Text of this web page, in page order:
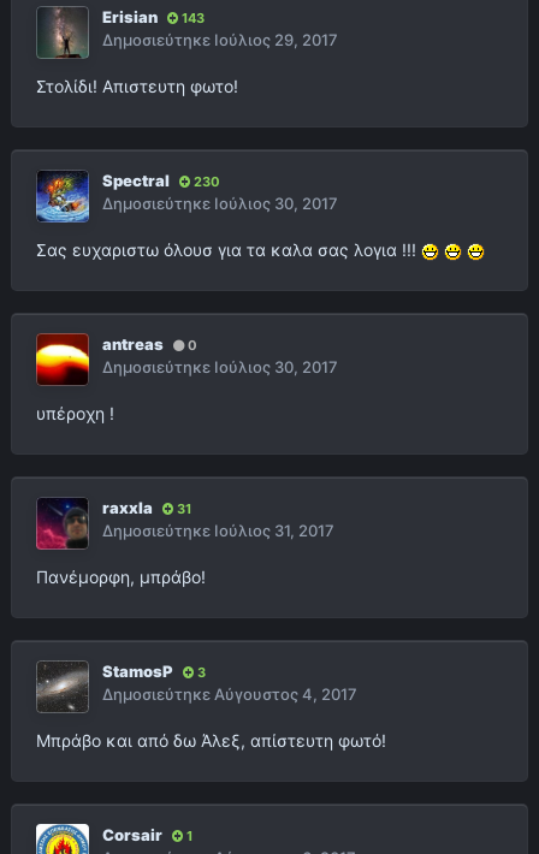
Erisian 143
Δημοσιεύτηκε Ιούλιος 29, 2017
Στολίδι! Απιστευτη φωτο!
Spectral 230
Δημοσιεύτηκε Ιούλιος 30, 2017
Σας ευχαριστω όλουσ για τα καλα σας λογια !!!
antreas 0
Δημοσιεύτηκε Ιούλιος 30, 2017
υπέροχη !
raxxla 31
Δημοσιεύτηκε Ιούλιος 31, 2017
Πανέμορφη, μπράβο!
StamosP 3
ΔημοσιεύτηκεΑύγουστος 4, 2017
Μπράβο και από δω Άλεξ, απίστευτη φωτό!
Corsair 1